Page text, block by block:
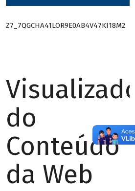
Z7_7QGCHA41LOR9E0AB4V47KI18M2
Visualizador
do
Conteúdo
da Web